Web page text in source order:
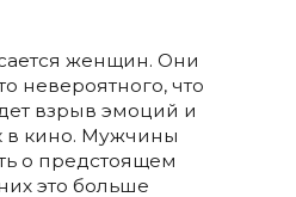
женщин. Они
невероятного, что
взрыв эмоций и
в кино. Мужчины
о предстоящем
это больше